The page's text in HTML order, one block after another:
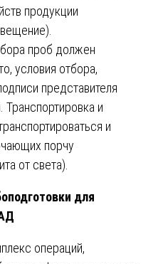
продукции
проб должен
условия отбора,
представителя
Транспортировка и
и
порчу
от света).
для
операций,